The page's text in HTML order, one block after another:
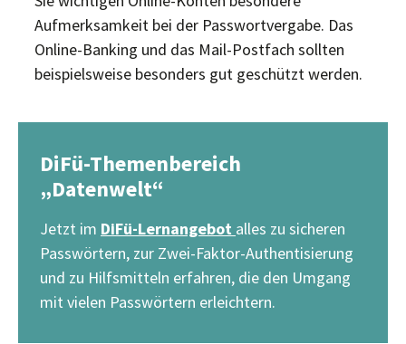
Aufmerksamkeit bei der Passwortvergabe. Das
Online-Banking und das Mail-Postfach sollten
beispielsweise besonders gut geschützt werden.
DiFü-Themenbereich
„Datenwelt“
Jetzt im DiFü-Lernangebot alles zu sicheren
Passwörtern, zur Zwei-Faktor-Authentisierung
und zu Hilfsmitteln erfahren, die den Umgang
mit vielen Passwörtern erleichtern.